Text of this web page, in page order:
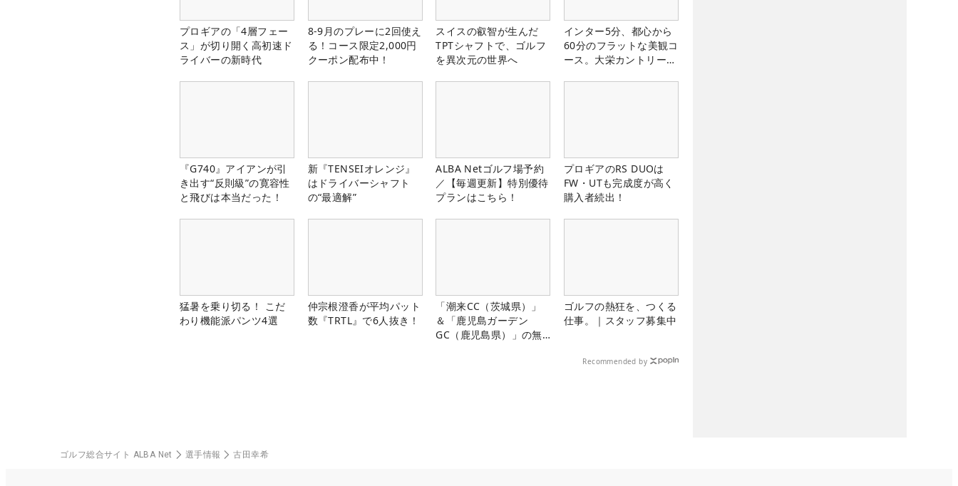
プロギアの「4層フェー
ス」が切り開く高初速ド
ライバーの新時代
8-9月のプレーに2回使え
る！コース限定2,000円
クーポン配布中！
スイスの叡智が生んだ
TPTシャフトで、ゴルフ
を異次元の世界へ
インター5分、都心から
60分のフラットな美観コ
ース。大栄カントリー俱
『G740』アイアンが引
き出す“反則級”の寛容性
と飛びは本当だった！
新『TENSEIオレンジ』
はドライバーシャフト
の“最適解”
ALBA Netゴルフ場予約
／【毎週更新】特別優待
プランはこちら！
プロギアのRS DUOは
FW・UTも完成度が高く
購入者続出！
猛暑を乗り切る！ こだ
わり機能派パンツ4選
仲宗根澄香が平均パット
数『TRTL』で6人抜き！
「潮来CC（茨城県）」
＆「鹿児島ガーデン
GC（鹿児島県）」の無
ゴルフの熱狂を、つくる
仕事。｜スタッフ募集中
Recommended by
ゴルフ総合サイト ALBA Net 選手情報 古田幸希